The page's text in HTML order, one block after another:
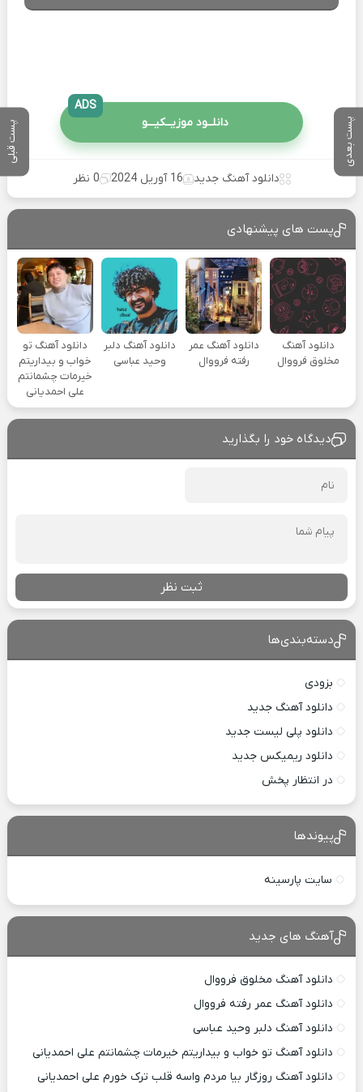
پست بعدی پست قبلی دانلــود موزیــکیـــو
ADS
دانلود آهنگ جدید 16 آوریل 2024 0 نظر
پست های پیشنهادی
دانلود آهنگ
مخلوق فرووال
دانلود آهنگ عمر
رفته فرووال
دانلود آهنگ دلبر
وحید عباسی
دانلود آهنگ تو
خواب و بیداریتم
خیرمات چشمانتم
علی احمدیانی
دیدگاه خود را بگذارید
ثبت نظر
دسته‌بندی‌ها
بزودی
دانلود آهنگ جدید
دانلود پلی لیست جدید
دانلود ریمیکس جدید
در انتظار پخش
پیوندها
سایت پارسینه
آهنگ های جدید
دانلود آهنگ مخلوق فرووال
دانلود آهنگ عمر رفته فرووال
دانلود آهنگ دلبر وحید عباسی
دانلود آهنگ تو خواب و بیداریتم خیرمات چشمانتم علی احمدیانی
دانلود آهنگ روزگار بیا مردم واسه قلب ترک خورم علی احمدیانی